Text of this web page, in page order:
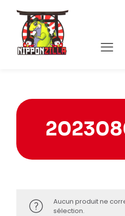
Aucun produit ne
sélection.